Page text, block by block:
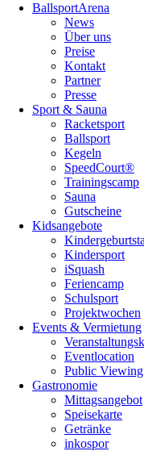
überspringenBallsportArena
News
Über uns
Preise
Kontakt
Partner
Presse
Sport & Sauna
Racketsport
Ballsport
Kegeln
SpeedCourt®
Trainingscamp
Sauna
Gutscheine
Kidsangebote
Kindersport
iSquash
Feriencamp
Schulsport
Projektwochen
Events & Vermietung
Eventlocation
Public
Gastronomie
Mittagsangebot
Speisekarte
Getränke
inkospor